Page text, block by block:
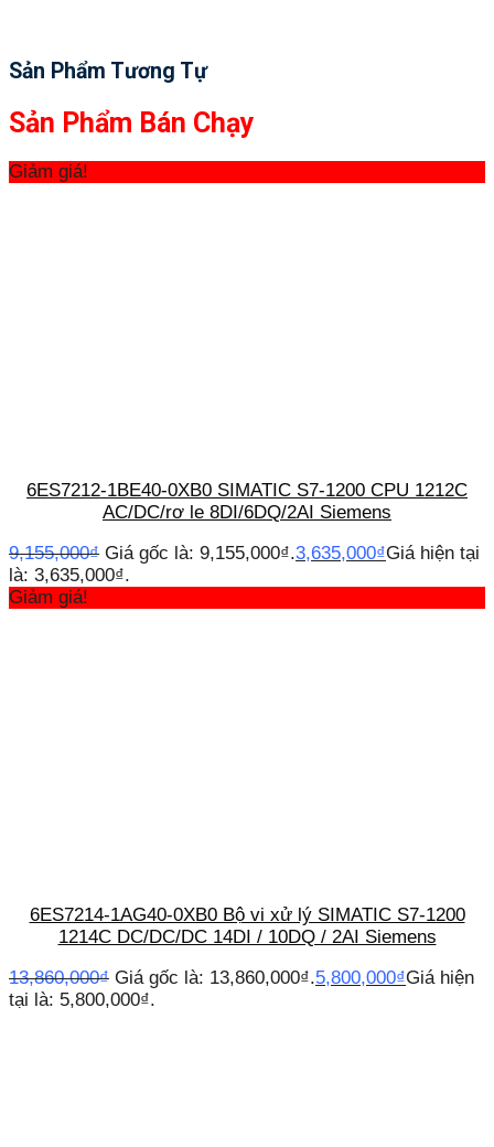
Sản Phẩm Tương Tự
Sản Phẩm Bán Chạy
Giảm giá!
6ES7212-1BE40-0XB0 SIMATIC S7-1200 CPU 1212C
AC/DC/rơ le 8DI/6DQ/2AI Siemens
9,155,000₫ Giá gốc là: 9,155,000₫.3,635,000₫Giá hiện tại
là: 3,635,000₫.
Giảm giá!
6ES7214-1AG40-0XB0 Bộ vi xử lý SIMATIC S7-1200
1214C DC/DC/DC 14DI / 10DQ / 2AI Siemens
13,860,000₫ Giá gốc là: 13,860,000₫.5,800,000₫Giá hiện
tại là: 5,800,000₫.